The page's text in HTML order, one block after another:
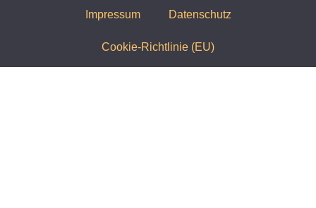
Impressum Datenschutz
Cookie-Richtlinie (EU)